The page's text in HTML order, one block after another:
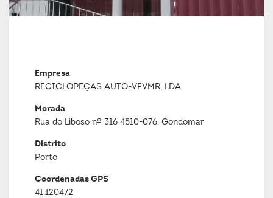
Empresa
RECICLOPEÇAS AUTO-VFVMR, LDA
Morada
Rua do Liboso nº 316 4510-076; Gondomar
Distrito
Porto
Coordenadas GPS
41.120472